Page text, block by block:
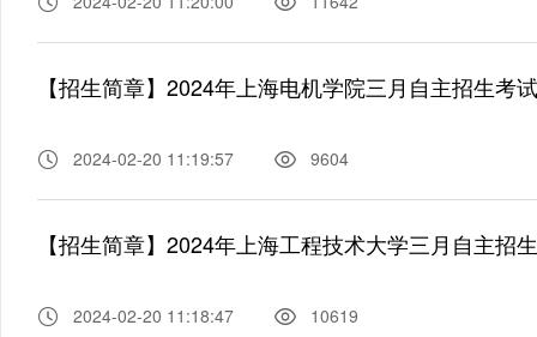
【招生简章】2024年上海电机学院三月自主招生考试
2024-02-20 11:19:57 9604
【招生简章】2024年上海工程技术大学三月自主招
2024-02-20 11:18:47 10619